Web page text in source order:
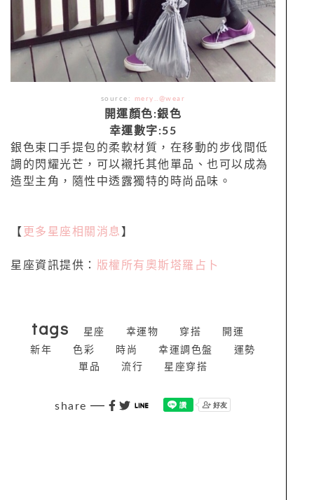
source: mery..@wear
開運顏色:銀色
幸運數字:55
銀色束口手提包的柔軟材質，在移動的步伐間低
調的閃耀光芒，可以襯托其他單品、也可以成為
造型主角，隨性中透露獨特的時尚品味。
【 更多星座相關消息 】
星座資訊提供： 版權所有奧斯塔羅占卜
tags 星座 幸運物 穿搭
開運
新年
色彩 時尚 幸運調色盤
運勢
單品
流行 星座穿搭
share